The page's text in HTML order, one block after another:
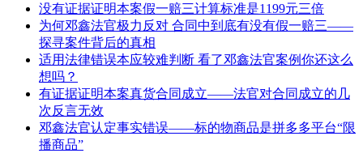
没有证据证明本案假一赔三计算标准是1199元三倍
为何邓鑫法官极力反对 合同中到底有没有假一赔三——
探寻案件背后的真相
适用法律错误本应较难判断 看了邓鑫法官案例你还这么
想吗？
有证据证明本案真货合同成立——法官对合同成立的几
次反言无效
邓鑫法官认定事实错误——标的物商品是拼多多平台“限
播商品”